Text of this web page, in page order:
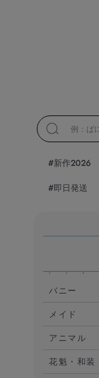
#新作2026
#即日発送
バニー
メイド
アニマル
花魁・和装